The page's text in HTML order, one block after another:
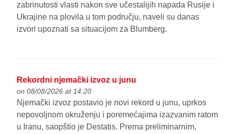
zabrinutosti vlasti nakon sve učestalijih napada Rusije i
Ukrajine na plovila u tom području, naveli su danas
izvori upoznati sa situacijom za Blumberg.
Rekordni njemački izvoz u junu
on 08/08/2026 at 14:20
Njemački izvoz postavio je novi rekord u junu, uprkos
nepovoljnom okruženju i poremećajima izazvanim ratom
u Iranu, saopštio je Destatis. Prema preliminarnim,